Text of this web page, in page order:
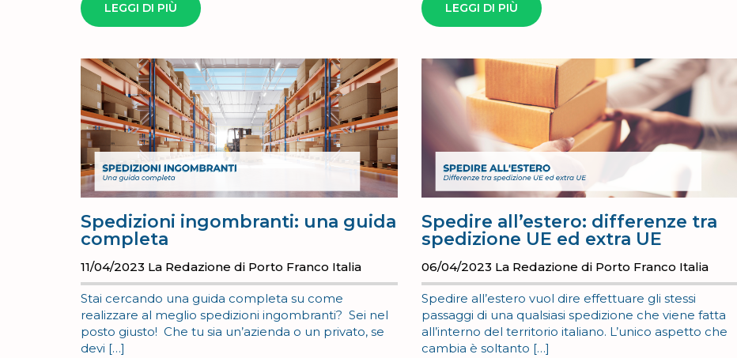
LEGGI DI PIÙ LEGGI DI PIÙ
Spedizioni ingombranti: una guida
completa
11/04/2023 La Redazione di Porto Franco Italia
Stai cercando una guida completa su come
realizzare al meglio spedizioni ingombranti? Sei nel
posto giusto! Che tu sia un’azienda o un privato, se
devi […]
Spedire all’estero: differenze tra
spedizione UE ed extra UE
06/04/2023 La Redazione di Porto Franco Italia
Spedire all’estero vuol dire effettuare gli stessi
passaggi di una qualsiasi spedizione che viene fatta
all’interno del territorio italiano. L’unico aspetto che
cambia è soltanto […]